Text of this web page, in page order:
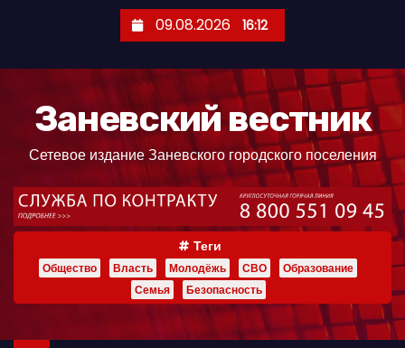
ж
09.08.2026 16:12
Заневский вестник
Сетевое издание Заневского городского поселения
Теги
Общество Власть Молодёжь СВО
Образование
Семья
Безопасность